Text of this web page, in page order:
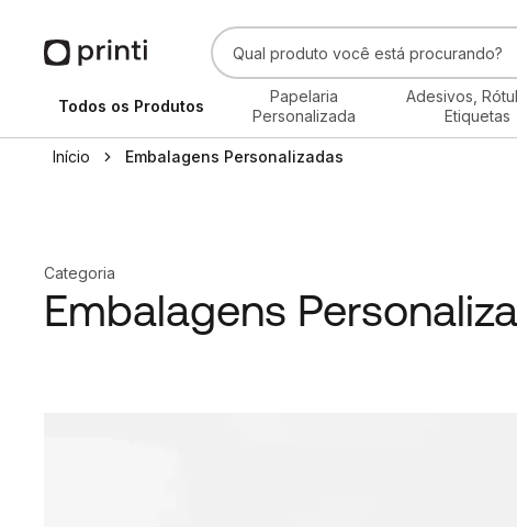
Todos os Produtos
Papelaria
Personalizada
Adesivos,
Etiquetas
Início Embalagens Personalizadas
Categoria
Embalagens